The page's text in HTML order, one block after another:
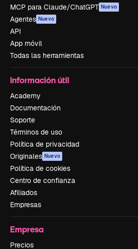
MCP para Claude/ChatGPT Nuevo
Agentes Nuevo
API
App móvil
Todas las herramientas
Información útil
Academy
Documentación
Soporte
Términos de uso
Política de privacidad
Originales Nuevo
Política de cookies
Centro de confianza
Afiliados
Empresas
Empresa
Precios